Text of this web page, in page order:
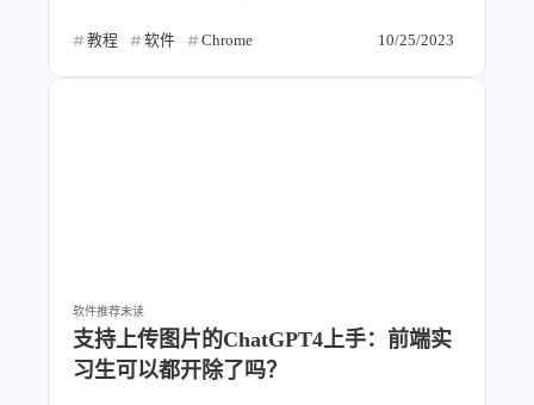
教程 软件 Chrome 10/25/2023
软件推荐未读
支持上传图片的ChatGPT4上手：前端实
习生可以都开除了吗？